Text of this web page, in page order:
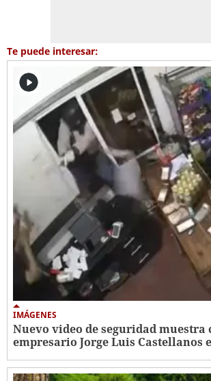
Te puede interesar:
IMÁGENES
Nuevo video de seguridad muestra
empresario Jorge Luis Castellanos